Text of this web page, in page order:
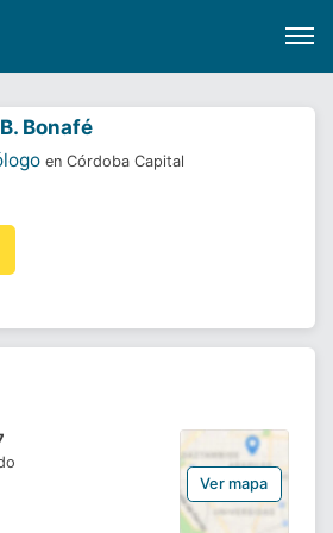
para clínicas
un doctor?
Bonafé
en Córdoba Capital
Ver mapa